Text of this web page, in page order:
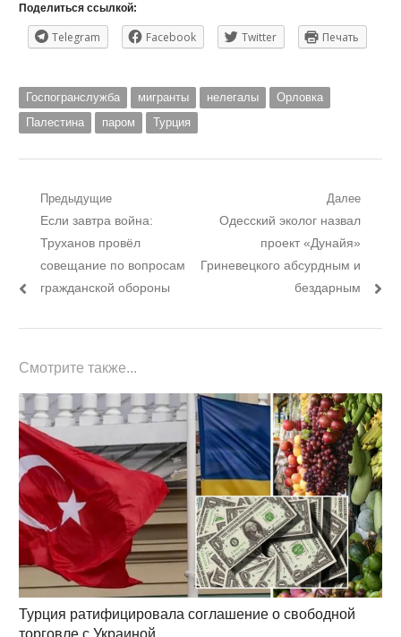
Поделиться ссылкой:
Telegram Facebook Twitter Печать
Госпогранслужба мигранты нелегалы
Орловка
Палестина
паром Турция
Навигация
по
записям
Предыдущие
Предыдущий
пост:
Если завтра война:
Труханов провёл
совещание по вопросам
гражданской обороны
Далее
Следующий
Одесский эколог назвал
проект «Дунайя»
Гриневецкого абсурдным и
бездарным
Смотрите также...
Турция ратифицировала соглашение о свободной